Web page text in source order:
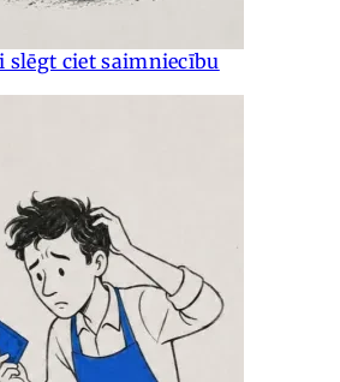
ciet saimniecību